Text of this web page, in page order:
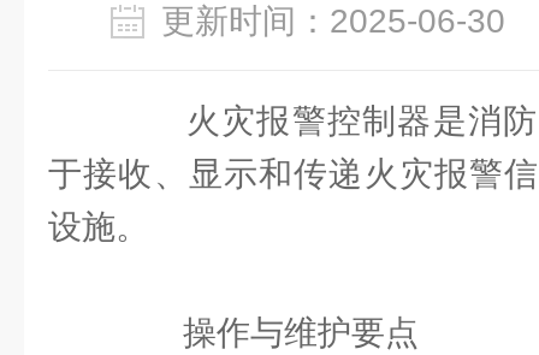
更新时间：2025-06-
火灾报警控制器是消防
于接收、显示和传递火灾报警
设施。
操作与维护要点